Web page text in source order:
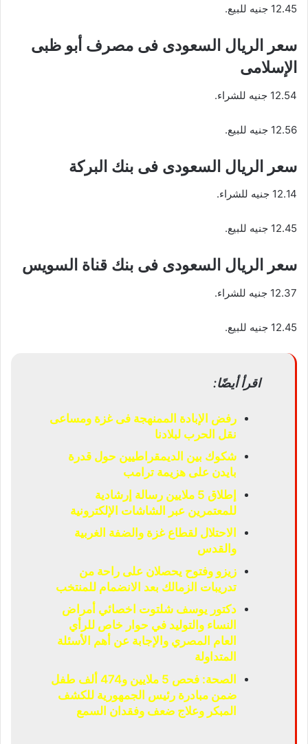
12.45 جنيه للبيع.
سعر الريال السعودى فى مصرف أبو ظبى
الإسلامى
12.54 جنيه للشراء.
12.56 جنيه للبيع.
سعر الريال السعودى فى بنك البركة
12.14 جنيه للشراء.
12.45 جنيه للبيع.
سعر الريال السعودى فى بنك قناة السويس
12.37 جنيه للشراء.
12.45 جنيه للبيع.
اقرأ أيضًا:
رفض الإبادة الممنهجة فى غزة ومساعى
نقل الحرب لبلادنا
شكوك بين الديمقراطيين حول قدرة
بايدن على هزيمة ترامب
إطلاق 5 ملايين رسالة إرشادية
للمعتمرين عبر الشاشات الإلكترونية
الاحتلال لقطاع غزة والضفة الغربية
والقدس
زيزو وفتوح يحصلان على راحة من
تدريبات الزمالك بعد الانضمام للمنتخب
دكتور يوسف شلتوت اخصائي أمراض
النساء والتوليد في حوار خاص للرأي
العام المصري والإجابة عن أهم الأسئلة
المتداولة
الصحة: فحص 5 ملايين و474 ألف طفل
ضمن مبادرة رئيس الجمهورية للكشف
المبكر وعلاج ضعف وفقدان السمع